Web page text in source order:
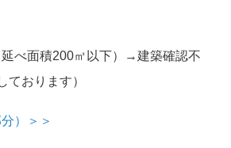
べ面積200㎡以下）→建築確認不
ております）
）＞＞